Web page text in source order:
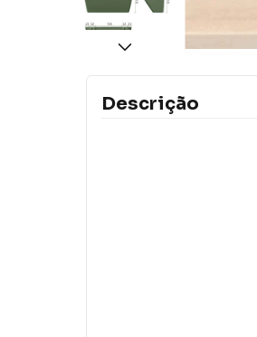
Descrição